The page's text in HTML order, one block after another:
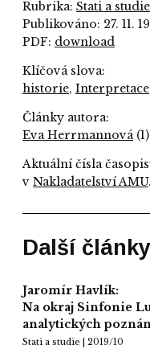
Rubrika: Stati a studie
Publikováno: 27. 11.
PDF: download
Klíčová slova:
historie, Interpretace
Články autora:
Eva Herrmannová(1)
Aktuální čísla
v Nakladatelství AMU.
Další články
Jaromír Havlík:
Na okraj Sinfonie
analytických
Stati a studie | 2019/10